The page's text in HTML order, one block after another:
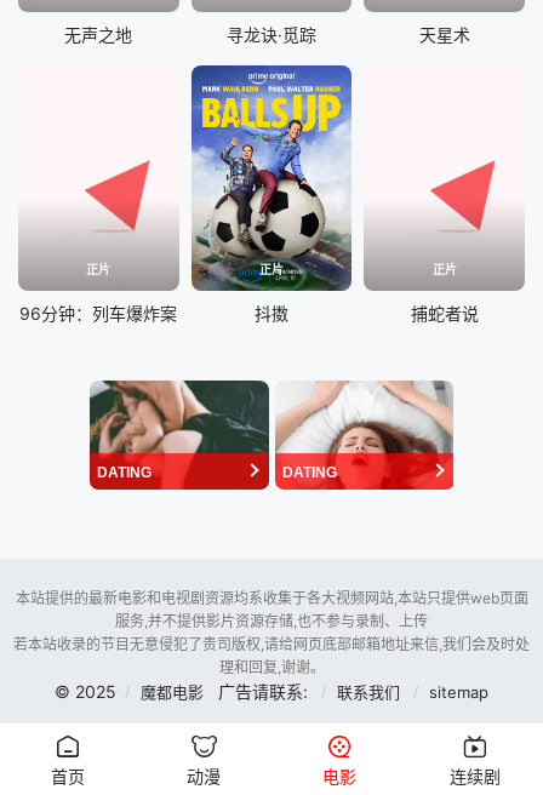
无声之地 寻龙诀·觅踪 天星术
正片
96分钟：列车爆炸案
正片
抖擞
正片
捕蛇者说
DATING DATING
本站提供的最新电影和电视剧资源均系收集于各大视频网站,本站只提供web页面
服务,并不提供影片资源存储,也不参与录制、上传
若本站收录的节目无意侵犯了贵司版权,请给网页底部邮箱地址来信,我们会及时处
理和回复,谢谢。
© 2025 魔都电影 广告请联系: 联系我们 sitemap
首页 动漫 电影 连续剧